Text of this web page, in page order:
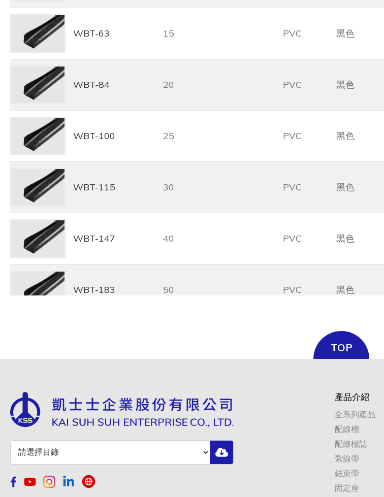
WBT-63 15 PVC 黑色
WBT-84 20 PVC 黑色
WBT-100 25 PVC 黑色
WBT-115 30 PVC 黑色
WBT-147 40 PVC 黑色
WBT-183 50 PVC 黑色
黑色
TOP
產品介紹
全系列產品
配線槽
配線標誌
紮線帶
結束帶
固定座